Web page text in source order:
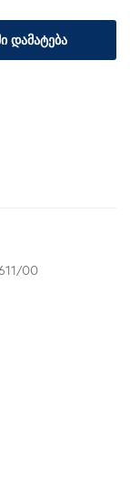
ᲓᲐᲛᲐᲢᲔᲑᲐ
00